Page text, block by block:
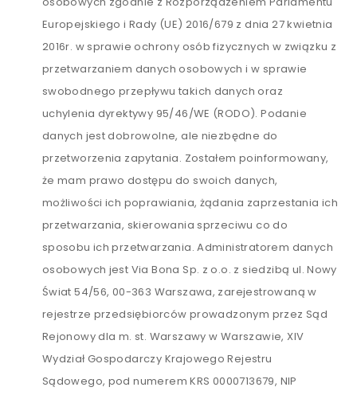
Europejskiego i Rady (UE) 2016/679 z dnia 27 kwietnia
2016r. w sprawie ochrony osób fizycznych w związku z
przetwarzaniem danych osobowych i w sprawie
swobodnego przepływu takich danych oraz
uchylenia dyrektywy 95/46/WE (RODO). Podanie
danych jest dobrowolne, ale niezbędne do
przetworzenia zapytania. Zostałem poinformowany,
że mam prawo dostępu do swoich danych,
możliwości ich poprawiania, żądania zaprzestania ich
przetwarzania, skierowania sprzeciwu co do
sposobu ich przetwarzania. Administratorem danych
osobowych jest Via Bona Sp. z o.o. z siedzibą ul. Nowy
Świat 54/56, 00-363 Warszawa, zarejestrowaną w
rejestrze przedsiębiorców prowadzonym przez Sąd
Rejonowy dla m. st. Warszawy w Warszawie, XIV
Wydział Gospodarczy Krajowego Rejestru
Sądowego, pod numerem KRS 0000713679, NIP